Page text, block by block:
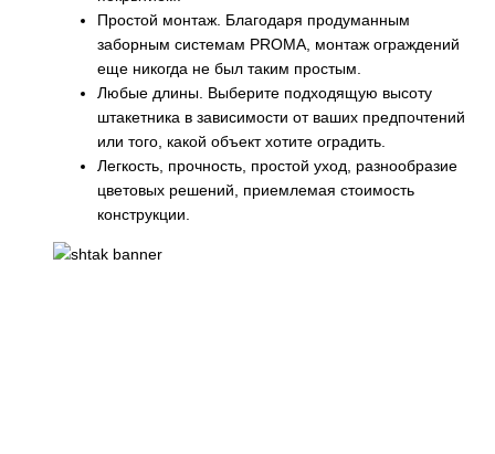
Простой монтаж. Благодаря продуманным
заборным системам PROMA, монтаж ограждений
еще никогда не был таким простым.
Любые длины. Выберите подходящую высоту
штакетника в зависимости от ваших предпочтений
или того, какой объект хотите оградить.
Легкость, прочность, простой уход, разнообразие
цветовых решений, приемлемая стоимость
конструкции.